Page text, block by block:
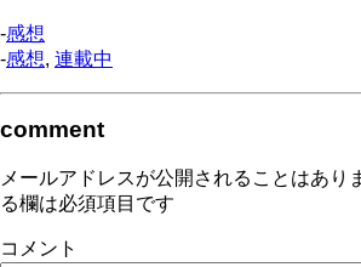
-感想
-感想, 連載中
comment
メールアドレスが公開されることはあり
る欄は必須項目です
コメント